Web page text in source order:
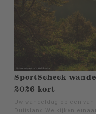
SportScheck
2026 kort
Uw wandeldag op een
Duitsland We kijken